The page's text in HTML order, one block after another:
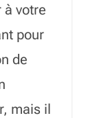
à votre
pour
de
mais il